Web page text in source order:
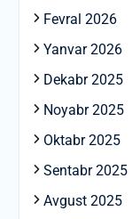
Fevral 2026
Yanvar 2026
Dekabr 2025
Noyabr 2025
Oktabr 2025
Sentabr 2025
Avgust 2025